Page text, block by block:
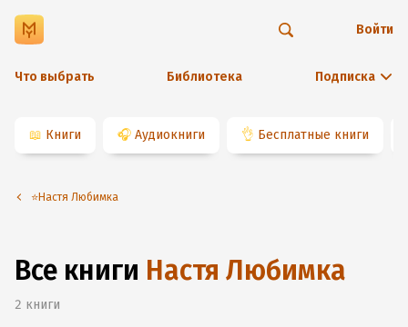
Что выбрать Библиотека Подписка
Войти
📖 Книги 🎧 Аудиокниги 👌 Бесплатные книги
⭐️Настя Любимка
Все книги Настя Любимка
2 книги